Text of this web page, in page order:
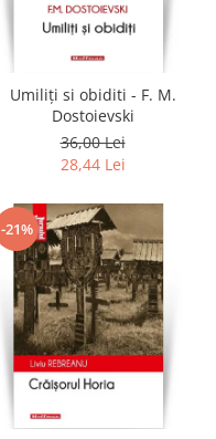
Umiliți si obiditi - F. M.
Dostoievski
36,00 Lei
28,44 Lei
-21%